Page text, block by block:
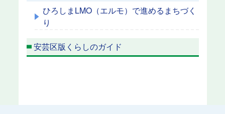
ひろしまLMO（エルモ）で進めるまちづく
り
安芸区版くらしのガイド